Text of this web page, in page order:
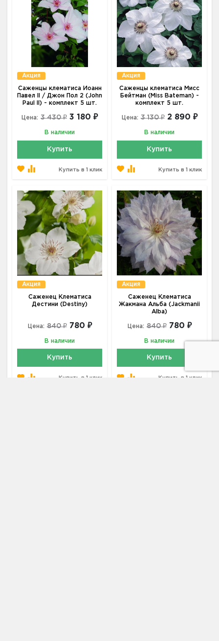
Акция
Саженцы клематиса Иоанн
Павел II / Джон Пол 2 (John
Paul II) - комплект 5 шт.
Цена: 3 430 ₽ 3 180 ₽
В наличии
Купить
Купить в 1 клик
Акция
Саженцы клематиса Мисс
Бейтман (Miss Bateman) -
комплект 5 шт.
Цена: 3 130 ₽ 2 890 ₽
В наличии
Купить
Купить в 1 клик
Акция
Саженец Клематиса
Дестини (Destiny)
Цена: 840 ₽ 780 ₽
В наличии
Купить
Купить в 1 клик
Акция
Саженец Клематиса
Жакмана Альба (Jackmanii
Alba)
Цена: 840 ₽ 780 ₽
В наличии
Купить
Купить в 1 клик